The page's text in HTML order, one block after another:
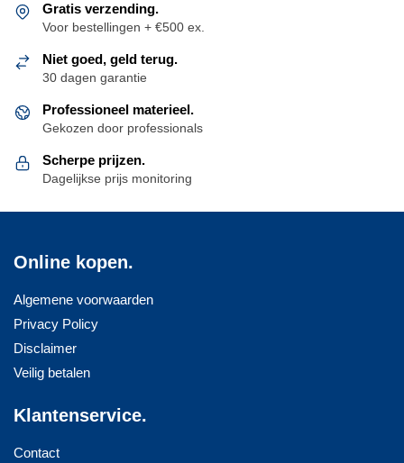
Gratis verzending.
Voor bestellingen + €500 ex.
Niet goed, geld terug.
30 dagen garantie
Professioneel materieel.
Gekozen door professionals
Scherpe prijzen.
Dagelijkse prijs monitoring
Online kopen.
Algemene voorwaarden
Privacy Policy
Disclaimer
Veilig betalen
Klantenservice.
Contact